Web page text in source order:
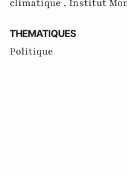
climatique , Institut
THEMATIQUES
Politique